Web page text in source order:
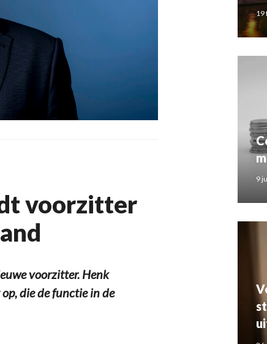
voorzitter
voorzitter. Henk
die de functie in de
19
9